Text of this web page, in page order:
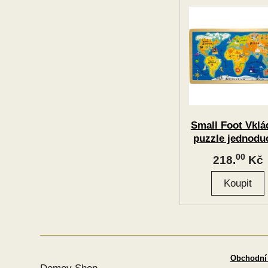
Small Foot
puzzle
velká mapa
218.00Kč